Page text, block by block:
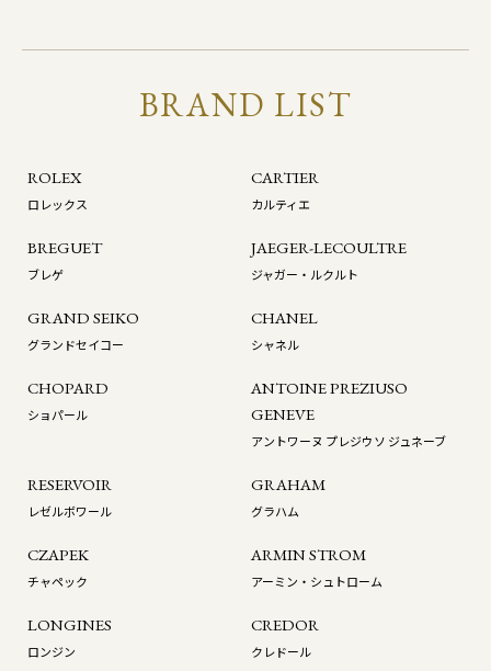
BRAND LIST
ROLEX
ロレックス
CARTIER
カルティエ
BREGUET
ブレゲ
JAEGER-LECOULTRE
ジャガー・ルクルト
GRAND SEIKO
グランドセイコー
CHANEL
シャネル
CHOPARD
ショパール
ANTOINE PREZIUSO
GENEVE
アントワーヌ プレジウソ ジュネーブ
RESERVOIR
レゼルボワール
GRAHAM
グラハム
CZAPEK
チャペック
ARMIN STROM
アーミン・シュトローム
LONGINES
ロンジン
CREDOR
クレドール